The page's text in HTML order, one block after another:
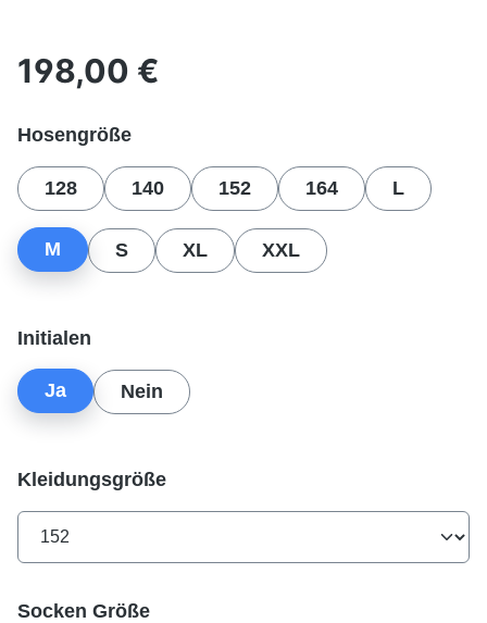
Regulärer Preis:
198,00 €
Hosengrößeauswählen
128 140 152 164 L
M S XL XXL
Initialen
Ja Nein
Kleidungsgrößeauswählen
Socken Größeauswählen